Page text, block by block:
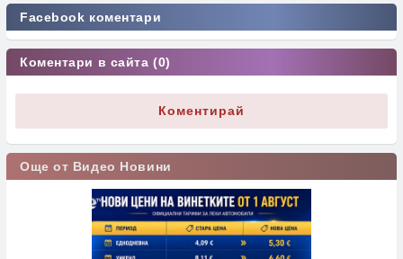
Facebook коментари
Коментари в сайта (0)
Коментирай
Още от Видео Новини